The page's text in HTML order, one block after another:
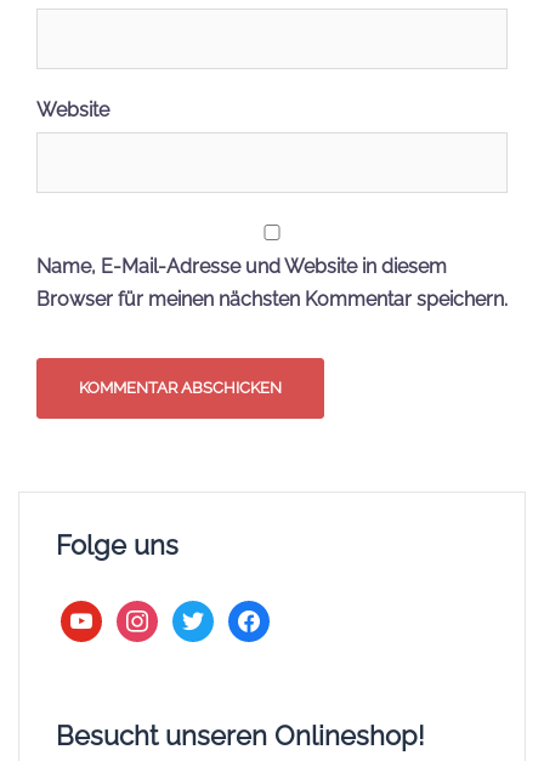
Website
Name, E-Mail-Adresse und Website in diesem
Browser für meinen nächsten Kommentar speichern.
Folge uns
youtubeinstagram
twitter facebook
Besucht unseren Onlineshop!